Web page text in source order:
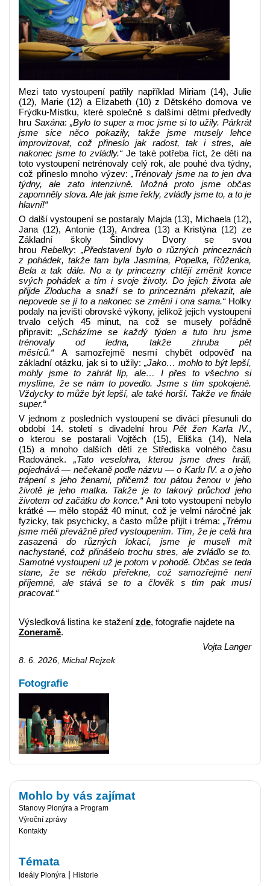
Mezi tato vystoupení patřily například Miriam (14), Julie
(12), Marie (12) a Elizabeth (10) z Dětského domova ve
Frýdku‑Místku, které společně s dalšími dětmi předvedly
hru Saxána: „Bylo to super a moc jsme si to užily. Párkrát
jsme sice něco pokazily, takže jsme musely lehce
improvizovat, což přineslo jak radost, tak i stres, ale
nakonec jsme to zvládly.“Je také potřeba říct, že děti na
toto vystoupení netrénovaly celý rok, ale pouhé dva týdny,
což přineslo mnoho výzev:„Trénovaly jsme na to jen dva
týdny, ale zato intenzivně. Možná proto jsme občas
zapomněly slova. Ale jak jsme řekly, zvládly jsme to, a to je
hlavní!“
O další vystoupení se postaraly Majda (13), Michaela (12),
Jana (12), Antonie (13), Andrea (13) a Kristýna (12) ze
Základní školy Šindlovy Dvory se svou
hrou Rebelky: „Představení bylo o různých princeznách
z pohádek, takže tam byla Jasmína, Popelka, Růženka,
Bela a tak dále. No a ty princezny chtějí změnit konce
svých pohádek a tím i svoje životy. Do jejich života ale
přijde Zloducha a snaží se to princeznám překazit, ale
nepovede se jí to a nakonec se změní i ona sama.“ Holky
podaly na jevišti obrovské výkony, jelikož jejich vystoupení
trvalo celých 45 minut, na což se musely pořádně
připravit:„Scházíme se každý týden a tuto hru jsme
trénovaly od ledna, takže zhruba pět
měsíců.“A samozřejmě nesmí chybět odpověď na
základní otázku, jak si to užily: „Jako… mohlo to být lepší,
mohly jsme to zahrát líp, ale… I přes to všechno si
myslíme, že se nám to povedlo. Jsme s tím spokojené.
Vždycky to může být lepší, ale také horší. Takže ve finále
super.“
V jednom z posledních vystoupení se diváci přesunuli do
období 14. století s divadelní hrou Pět žen Karla IV.,
o kterou se postarali Vojtěch (15), Eliška (14), Nela
(15) a mnoho dalších dětí ze Střediska volného času
Radovánek. „Tato veselohra, kterou jsme dnes hráli,
pojednává — nečekaně podle názvu — o Karlu IV. a o jeho
trápení s jeho ženami, přičemž tou pátou ženou v jeho
životě je jeho matka. Takže je to takový průchod jeho
životem od začátku do konce.“Ani toto vystoupení nebylo
krátké — mělo stopáž 40 minut, což je velmi náročné jak
fyzicky, tak psychicky, a často může přijít i tréma: „Trému
jsme měli převážně před vystoupením. Tím, že je celá hra
zasazená do různých lokací, jsme je museli mít
nachystané, což přinášelo trochu stres, ale zvládlo se to.
Samotné vystoupení už je potom v pohodě. Občas se teda
stane, že se někdo přeřekne, což samozřejmě není
příjemné, ale stává se to a člověk s tím pak musí
pracovat.“
Výsledková listina ke stažení zde, fotografie najdete na
Zoneramě.
Vojta Langer
8. 6. 2026, Michal Rejzek
Fotografie
Mohlo by vás zajímat
Stanovy Pionýra a Program
Výroční zprávy
Kontakty
Témata
Ideály Pionýra | Historie